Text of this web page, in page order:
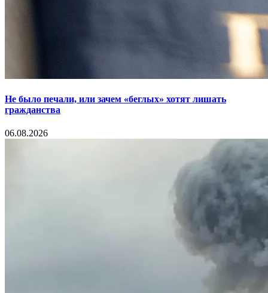
Не было печали, или зачем «беглых» хотят лишать
гражданства
06.08.2026